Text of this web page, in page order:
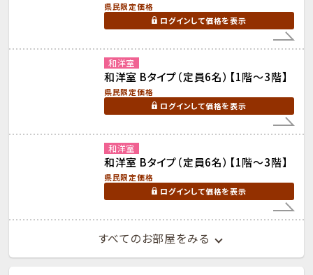
県民限定価格
ログインして価格を表示
和洋室
和洋室 Bタイプ（定員6名）【1階～3階】
県民限定価格
ログインして価格を表示
和洋室
和洋室 Bタイプ（定員6名）【1階～3階】
県民限定価格
ログインして価格を表示
すべてのお部屋をみる